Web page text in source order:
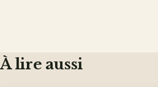
À lire aussi